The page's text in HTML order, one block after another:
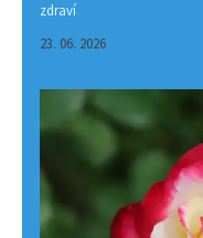
zdraví
23. 06. 2026